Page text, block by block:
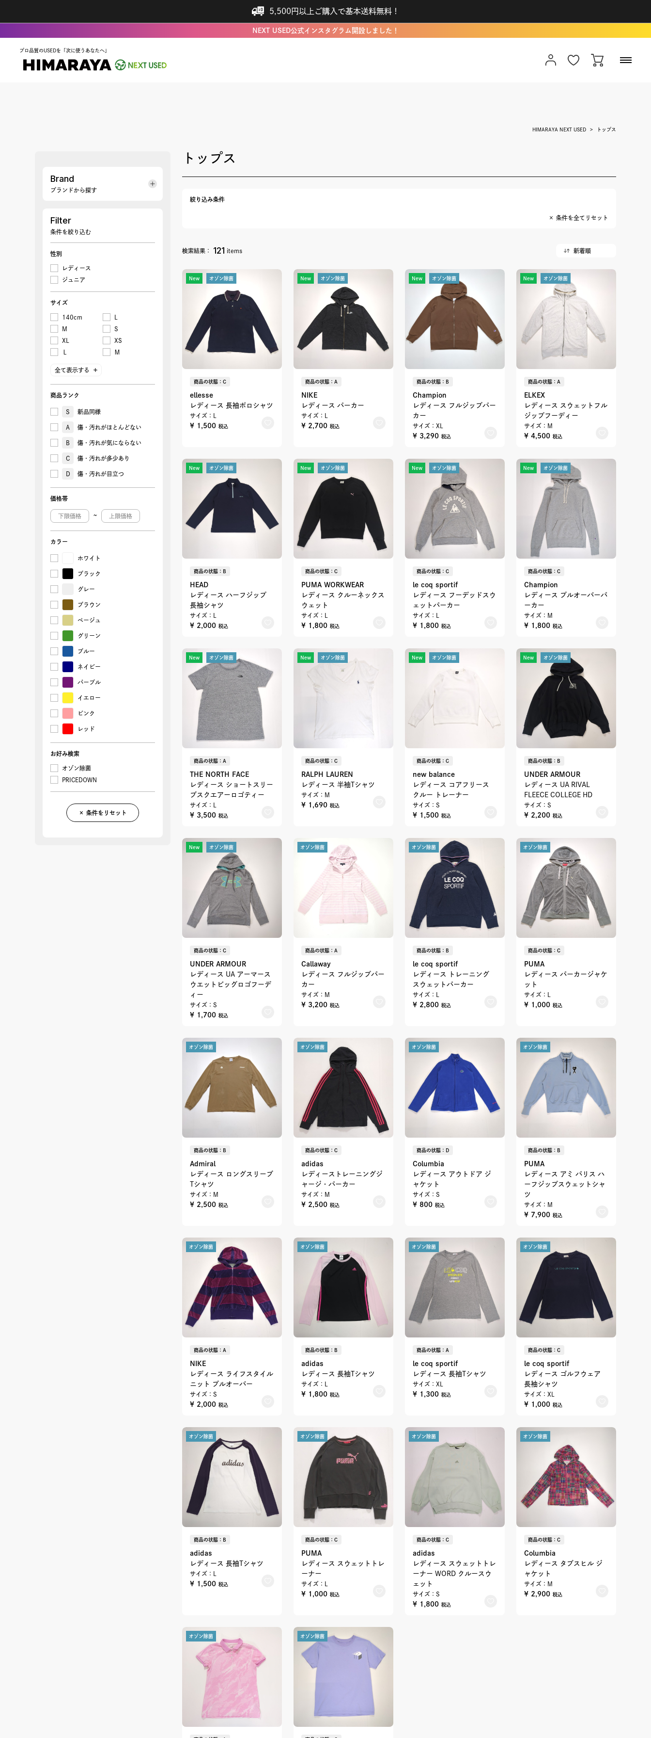
5,500円以上ご購入で基本送料無料！
NEXT USED公式インスタグラム開設しました！
プロ品質のUSEDを「次に使うあなたへ」
HIMARAYA NEXT USED トップス
Brand
ブランドから探す
Filter
条件を絞り込む
性別
レディース
ジュニア
サイズ
140cm
M
S
XL
XS
Ｍ
全て表示する
商品ランク
S 新品同様
A 傷・汚れがほとんどない
B 傷・汚れが気にならない
C 傷・汚れが多少あり
D 傷・汚れが目立つ
価格帯
~
カラー
ホワイト
ブラック
グレー
ブラウン
ベージュ
グリーン
ブルー
ネイビー
パープル
イエロー
ピンク
レッド
お好み検索
オゾン除菌
PRICEDOWN
× 条件をリセット
トップス
絞り込み条件
× 条件を全てリセット
検索結果： 121 items
New オゾン除菌
商品の状態：C
ellesse
レディース 長袖ポロシャツ
サイズ：L
¥ 1,500 税込
New オゾン除菌
商品の状態：A
NIKE
レディース パーカー
サイズ：L
¥ 2,700 税込
New オゾン除菌
商品の状態：B
Champion
レディース フルジップパー
カー
サイズ：XL
¥ 3,290 税込
New オゾン除菌
商品の状態：A
ELKEX
レディース スウェットフル
ジップフーディー
サイズ：M
¥ 4,500 税込
New オゾン除菌
商品の状態：B
HEAD
レディース ハーフジップ
長袖シャツ
サイズ：L
¥ 2,000 税込
New オゾン除菌
商品の状態：C
PUMA WORKWEAR
レディース クルーネックス
ウェット
サイズ：L
¥ 1,800 税込
New オゾン除菌
商品の状態：C
le coq sportif
レディース フーデッドスウ
ェットパーカー
サイズ：L
¥ 1,800 税込
New オゾン除菌
商品の状態：C
Champion
レディース プルオーバーパ
ーカー
サイズ：M
¥ 1,800 税込
New オゾン除菌
商品の状態：A
THE NORTH FACE
レディース ショートスリー
ブスクエアーロゴティー
サイズ：L
¥ 3,500 税込
New オゾン除菌
商品の状態：C
RALPH LAUREN
レディース 半袖Tシャツ
サイズ：M
¥ 1,690 税込
New オゾン除菌
商品の状態：C
new balance
レディース コアフリース
クルー トレーナー
サイズ：S
¥ 1,500 税込
New オゾン除菌
商品の状態：B
UNDER ARMOUR
レディース UA RIVAL
FLEECE COLLEGE HD
サイズ：S
¥ 2,200 税込
New オゾン除菌
商品の状態：C
UNDER ARMOUR
レディース UA アーマース
ウエットビッグロゴフーデ
ィー
サイズ：S
¥ 1,700 税込
オゾン除菌
商品の状態：A
Callaway
レディース フルジップパー
カー
サイズ：M
¥ 3,200 税込
オゾン除菌
商品の状態：B
le coq sportif
レディース トレーニング
スウェットパーカー
サイズ：L
¥ 2,800 税込
オゾン除菌
商品の状態：C
PUMA
レディース パーカージャケ
ット
サイズ：L
¥ 1,000 税込
オゾン除菌
商品の状態：B
Admiral
レディース ロングスリーブ
Tシャツ
サイズ：M
¥ 2,500 税込
オゾン除菌
商品の状態：C
adidas
レディーストレーニングジ
ャージ・パーカー
サイズ：M
¥ 2,500 税込
オゾン除菌
商品の状態：D
Columbia
レディース アウトドア ジ
ャケット
サイズ：S
¥ 800 税込
オゾン除菌
商品の状態：B
PUMA
レディース アミ パリス ハ
ーフジップスウェットシャ
ツ
サイズ：M
¥ 7,900 税込
オゾン除菌
商品の状態：A
NIKE
レディース ライフスタイル
ニット プルオーバー
サイズ：S
¥ 2,000 税込
オゾン除菌
商品の状態：B
adidas
レディース 長袖Tシャツ
サイズ：L
¥ 1,800 税込
オゾン除菌
商品の状態：A
le coq sportif
レディース 長袖Tシャツ
サイズ：XL
¥ 1,300 税込
オゾン除菌
商品の状態：C
le coq sportif
レディース ゴルフウェア
長袖シャツ
サイズ：XL
¥ 1,000 税込
オゾン除菌
商品の状態：B
adidas
レディース 長袖Tシャツ
サイズ：L
¥ 1,500 税込
オゾン除菌
商品の状態：C
PUMA
レディース スウェットトレ
ーナー
サイズ：L
¥ 1,000 税込
オゾン除菌
商品の状態：C
adidas
レディース スウェットトレ
ーナー WORD クルースウ
ェット
サイズ：S
¥ 1,800 税込
オゾン除菌
商品の状態：C
Columbia
レディース タブスヒル ジ
ャケット
サイズ：M
¥ 2,900 税込
オゾン除菌 オゾン除菌